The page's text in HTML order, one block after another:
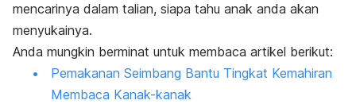
mencarinya dalam talian, siapa tahu anak anda akan
menyukainya.
Anda mungkin berminat untuk membaca artikel berikut:
Pemakanan Seimbang Bantu Tingkat Kemahiran
Membaca Kanak-kanak